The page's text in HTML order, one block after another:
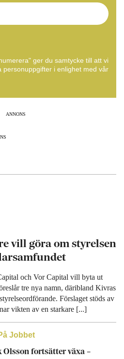
ger du samtycke till att vi
personuppgifter i enlighet med vår
ANNONS
vill göra om styrelsen
och Vor Capital vill byta ut
tre nya namn, däribland Kivras
Förslaget stöds av
vikten av en starkare [...]
Jobbet
Olsson fortsätter växa –